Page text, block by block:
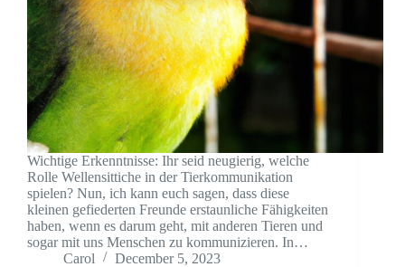
Wichtige Erkenntnisse: Ihr seid neugierig, welche
Rolle Wellensittiche in der Tierkommunikation
spielen? Nun, ich kann euch sagen, dass diese
kleinen gefiederten Freunde erstaunliche Fähigkeiten
haben, wenn es darum geht, mit anderen Tieren und
sogar mit uns Menschen zu kommunizieren. In…
Carol
December 5, 2023